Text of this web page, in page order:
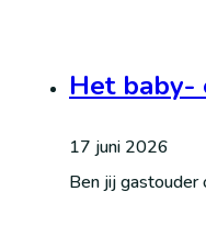
Het baby-
17 juni 2026
Ben jij gastouder